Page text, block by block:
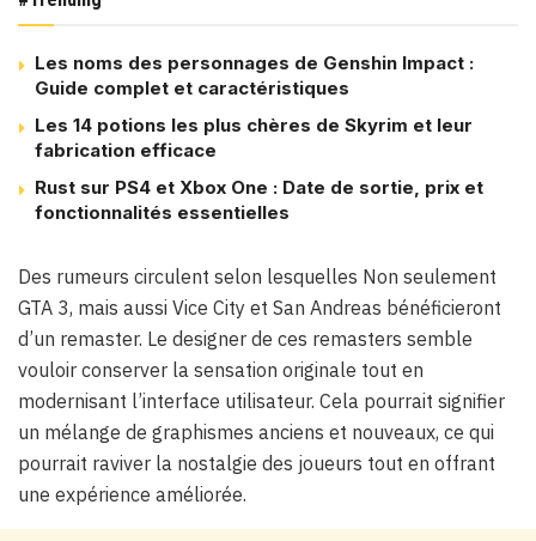
Les noms des personnages de Genshin Impact :
Guide complet et caractéristiques
Les 14 potions les plus chères de Skyrim et leur
fabrication efficace
Rust sur PS4 et Xbox One : Date de sortie, prix et
fonctionnalités essentielles
Des rumeurs circulent selon lesquelles Non seulement
GTA 3, mais aussi Vice City et San Andreas bénéficieront
d’un remaster. Le designer de ces remasters semble
vouloir conserver la sensation originale tout en
modernisant l’interface utilisateur. Cela pourrait signifier
un mélange de graphismes anciens et nouveaux, ce qui
pourrait raviver la nostalgie des joueurs tout en offrant
une expérience améliorée.